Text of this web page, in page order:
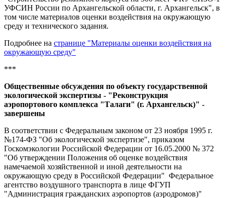
УФСИН России по Архангельской области, г. Архангельск", в
том числе материалов оценки воздействия на окружающую
среду и технического задания.
Подробнее на странице "Материалы оценки воздействия на
окружающую среду"
***
Общественные обсуждения по объекту государственной
экологической экспертизы - "Реконструкция
аэропортового комплекса "Талаги" (г. Архангельск)" -
завершены
В соответствии с Федеральным законом от 23 ноября 1995 г.
№174-ФЗ "Об экологической экспертизе", приказом
Госкомэкологии Российской Федерации от 16.05.2000 № 372
"Об утверждении Положения об оценке воздействия
намечаемой хозяйственной и иной деятельности на
окружающую среду в Российской Федерации" Федеральное
агентство воздушного транспорта в лице ФГУП
"Администрация гражданских аэропортов (аэродромов)"